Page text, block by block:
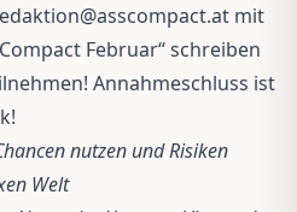
mit
Februar“ schreiben
Annahmeschluss ist
nutzen und Risiken
Welt